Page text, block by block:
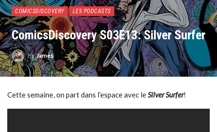
COMICSDISCOVERY LES PODCASTS
ComicsDiscovery S03E13: Silver Surfer
ByJames
Cette semaine, on part dans l’espace avec leSilver Surfer!